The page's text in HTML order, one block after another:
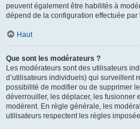
peuvent également être habilités à
dépend de la configuration effectuée par
Haut
Que sont les modérateurs ?
Les modérateurs sont des utilisateurs
d’utilisateurs individuels) qui surveillent
possibilité de modifier ou de supprimer
déverrouiller, les déplacer, les fusionner
modèrent. En règle générale, les
utilisateurs respectent les règles